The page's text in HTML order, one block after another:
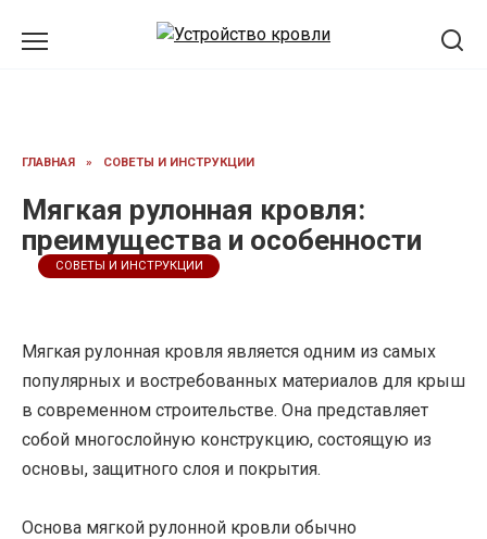
ГЛАВНАЯ » СОВЕТЫ И ИНСТРУКЦИИ
Мягкая рулонная кровля:
преимущества и особенности
СОВЕТЫ И ИНСТРУКЦИИ
Мягкая рулонная кровля является одним из самых
популярных и востребованных материалов для крыш
в современном строительстве. Она представляет
собой многослойную конструкцию, состоящую из
основы, защитного слоя и покрытия.
Основа мягкой рулонной кровли обычно